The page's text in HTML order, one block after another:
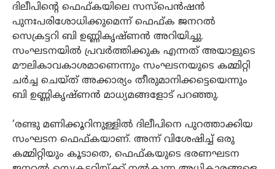
ദിലീപിന്റെ ഫെഫ്കയിലെ സസ്‌പെന്‍ഷന്‍
പുനഃപരിശോധിക്കുമെന്ന് ഫെഫ്ക ജനറല്‍
സെക്രട്ടറി ബി ഉണ്ണികൃഷ്ണന്‍ അറിയിച്ചു.
സംഘടനയില്‍ പ്രവര്‍ത്തിക്കുക എന്നത് അയാളുടെ
മൗലികാവകാശമാണെന്നും സംഘടനയുടെ കമ്മിറ്റി
ചര്‍ച്ച ചെയ്ത് അക്കാര്യം തീരുമാനിക്കട്ടെയെന്നും
ബി ഉണ്ണികൃഷ്ണന്‍ മാധ്യമങ്ങളോട് പറഞ്ഞു.
‘രണ്ടു മണിക്കൂറിനുള്ളില്‍ ദിലീപിനെ പുറത്താക്കിയ
സംഘടന ഫെഫ്കയാണ്. അന്ന് വിശേഷിച്ച് ഒരു
കമ്മിറ്റിയും കൂടാതെ, ഫെഫ്കയുടെ ഭരണഘടന